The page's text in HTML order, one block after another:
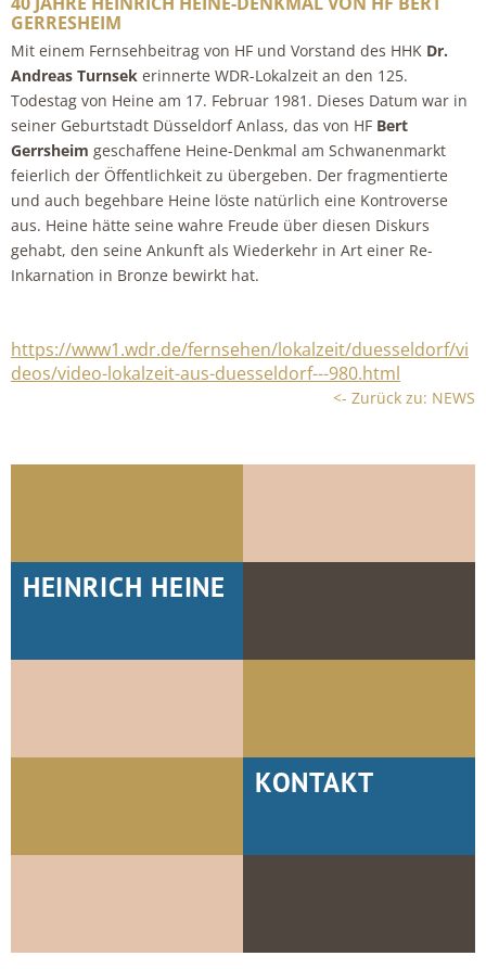
GERRESHEIM
Mit einem Fernsehbeitrag von HF und Vorstand des HHK Dr.
Andreas Turnsek erinnerte WDR-Lokalzeit an den 125.
Todestag von Heine am 17. Februar 1981. Dieses Datum war in
seiner Geburtstadt Düsseldorf Anlass, das von HF Bert
Gerrsheim geschaffene Heine-Denkmal am Schwanenmarkt
feierlich der Öffentlichkeit zu übergeben. Der fragmentierte
und auch begehbare Heine löste natürlich eine Kontroverse
aus. Heine hätte seine wahre Freude über diesen Diskurs
gehabt, den seine Ankunft als Wiederkehr in Art einer Re-
Inkarnation in Bronze bewirkt hat.
https://www1.wdr.de/fernsehen/lokalzeit/duesseldorf/vi
deos/video-lokalzeit-aus-duesseldorf---980.html
<- Zurück zu: NEWS
HEINRICH HEINE
KONTAKT